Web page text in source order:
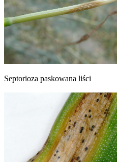
Septorioza paskowana liści